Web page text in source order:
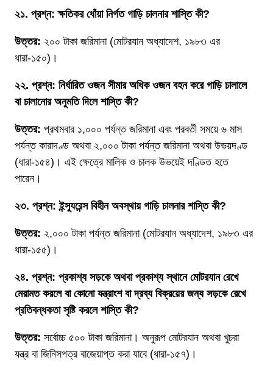
২১. প্রশ্ন: ক্ষতিকর ধোঁয়া নির্গত গাড়ি চালনার শাস্তি কী?
উত্তর: ২০০ টাকা জরিমানা (মোটরযান অধ্যাদেশ, ১৯৮৩ এর
ধারা-১৫০)।
২২. প্রশ্ন: নির্ধারিত ওজন সীমার অধিক ওজন বহন করে গাড়ি চালালে
বা চালানোর অনুমতি দিলে শাস্তি কী?
উত্তর: প্রথমবার ১,০০০ পর্যন্ত জরিমানা এবং পরবর্তী সময়ে ৬ মাস
পর্যন্ত কারাদণ্ড অথবা ২,০০০ টাকা পর্যন্ত জরিমানা অথবা উভয়দণ্ড
(ধারা-১৫৪)। এই ক্ষেত্রে মালিক ও চালক উভয়েই দণ্ডিত হতে
পারেন।
২৩. প্রশ্ন: ইন্স্যুরেন্স বিহীন অবস্থায় গাড়ি চালনার শাস্তি কী?
উত্তর: ২,০০০ টাকা পর্যন্ত জরিমানা (মোটরযান অধ্যাদেশ, ১৯৮৩ এর
ধারা-১৫৫)।
২৪. প্রশ্ন: প্রকাশ্য সড়কে অথবা প্রকাশ্য স্থানে মোটরযান রেখে
মেরামত করলে বা কোনো যন্ত্রাংশ বা দ্রব্য বিক্রয়ের জন্য সড়কে রেখে
প্রতিবন্ধকতা সৃষ্টি করলে শাস্তি কী?
উত্তর: সর্বোচ্চ ৫০০ টাকা জরিমানা। অনুরূপ মোটরযান অথবা খুচরা
যন্ত্র বা জিনিসপত্র বাজেয়াপ্ত করা যাবে (ধারা-১৫৭)।